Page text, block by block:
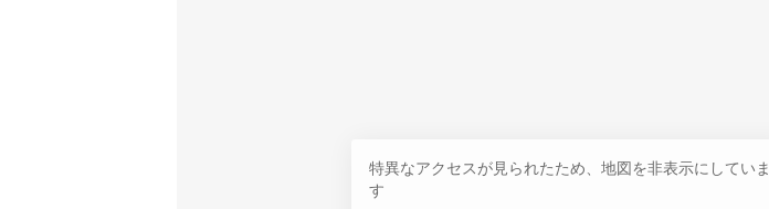
特異なアクセスが見られたため、地図を非表示にしていま
す